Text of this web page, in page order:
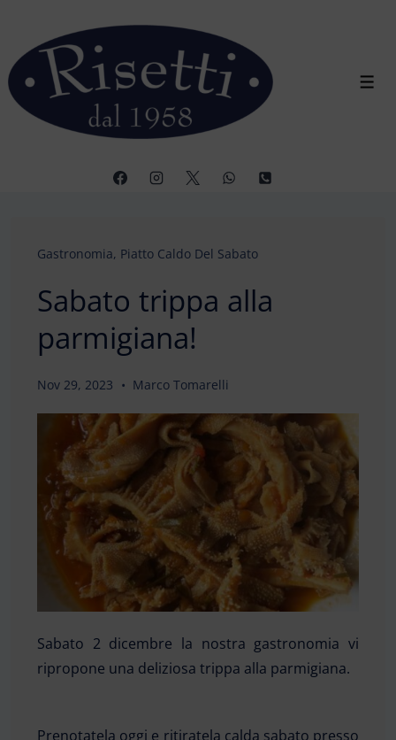
contenuto
principale
Gastronomia, Piatto Caldo Del Sabato
Sabato trippa alla
parmigiana!
Nov 29, 2023 Marco Tomarelli
Sabato 2 dicembre la nostra gastronomia vi
ripropone una deliziosa trippa alla parmigiana.
Prenotatela oggi e ritiratela calda sabato presso